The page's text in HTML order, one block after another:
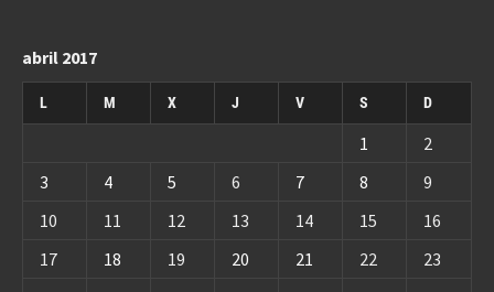
abril 2017
L M X J V S D
1
2
3
4 5 6 7 8
9
10
11 12 13 14 15
16
17
18 19 20 21 22
23